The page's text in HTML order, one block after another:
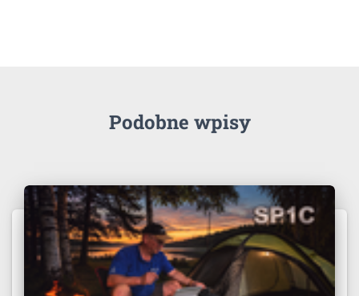
Podobne wpisy